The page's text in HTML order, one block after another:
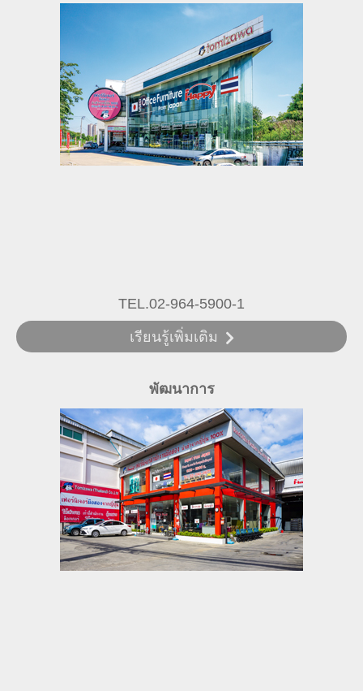
TEL.02-964-5900-1
เรียนรู้เพิ่มเติม
พัฒนาการ